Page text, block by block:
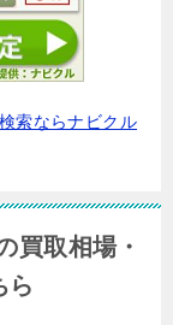
索ならナビクル
買取相場・
ら